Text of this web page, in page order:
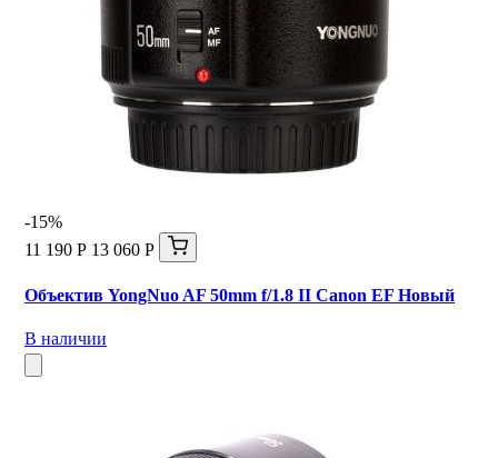
-15%
11 190 Р 13 060 Р
Объектив YongNuo AF 50mm f/1.8 II Canon EF Новый
В наличии